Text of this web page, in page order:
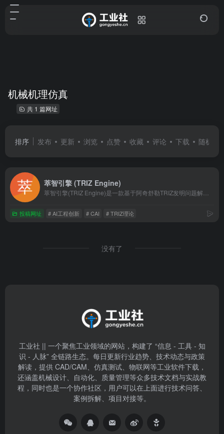
机械机理仿真
共 1 篇网址
排序 发布 更新 浏览 点赞 收藏 评论 下载 随机
萃智引擎 (TRIZ Engine)
投稿网址 # AI工程创新 # CAI # TRIZ理论
没有了
工业社 || 一个聚焦工业领域的网站，构建了 “信息 - 工具 - 知
识 - 人脉” 全链路生态。每日更新行业趋势、技术动态与政策
解读，提供 CAD/CAM、仿真测试、物联网等工业软件下载，
还涵盖机械设计、自动化、质量管理等众多技术文档与实战教
程，同时也是一个协作社区，用户可以在上面进行技术问答、
案例拆解、项目对接等。